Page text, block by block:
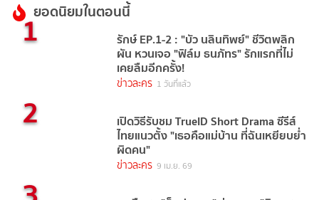
ยอดนิยมในตอนนี้
1 รักษ์ EP.1-2 : "บัว นลินทิพย์" ชีวิตพลิก
ผัน หวนเจอ "ฟิล์ม ธนภัทร" รักแรกที่ไม่
เคยลืมอีกครั้ง!
ข่าวละคร 1 วันที่แล้ว
2 เปิดวิธีรับชม TrueID Short Drama ซีรีส์
ไทยแนวตั้ง "เธอคือแม่บ้าน ที่ฉันเหยียบย่ำ
ผิดคน"
ข่าวละคร 9 เม.ย. 69